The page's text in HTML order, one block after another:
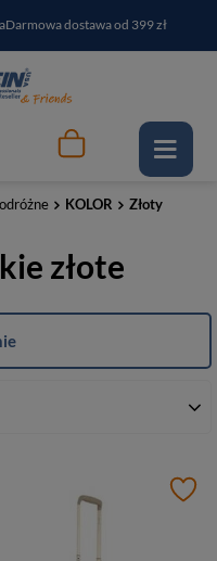
Darmowa dostawa od 399 zł
newslettera i odbierz RABAT
KOLOR Złoty
złote